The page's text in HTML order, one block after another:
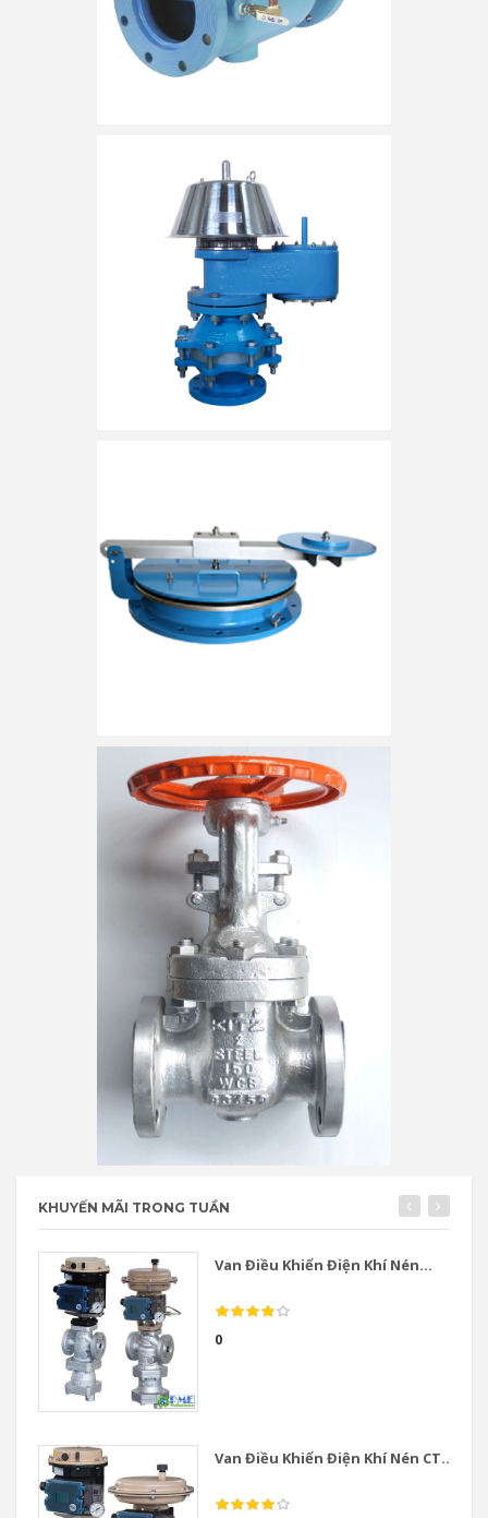
KHUYẾN MÃI TRONG TUẦN
Van Điều Khiển Điện Khí Nén...
0
Van Điều Khiển Điện Khí Nén CT...